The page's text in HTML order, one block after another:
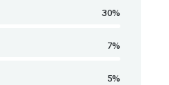
30%
7%
5%